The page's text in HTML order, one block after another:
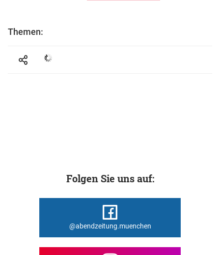
Themen:
Folgen Sie uns auf:
@abendzeitung.muenchen